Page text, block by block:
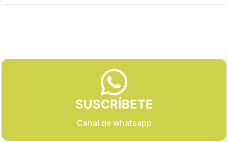
SUSCRÍBETE
Canal de whatsapp